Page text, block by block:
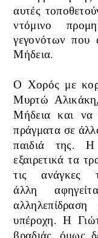
αυτές
ντόμινο
γεγονότων που
Μήδεια.
Ο Χορός με
Μυρτώ Αλικάκη,
Μήδεια και να
πράγματα σε
παιδιά της. Η
εξαιρετικά τα
τις ανάγκες
άλλη
υπέροχη. Η